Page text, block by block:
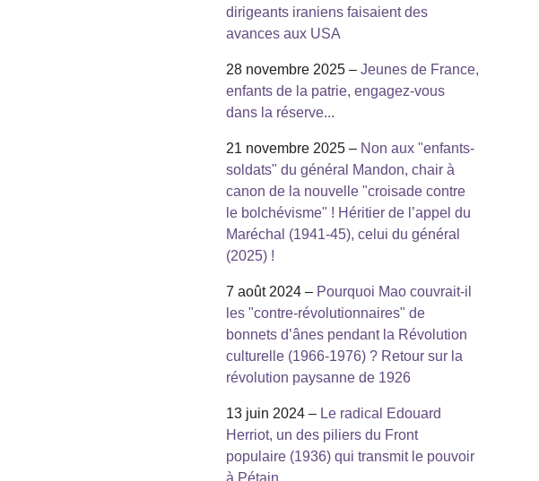
dirigeants iraniens faisaient des
avances aux USA
28 novembre 2025 – Jeunes de France,
enfants de la patrie, engagez-vous
dans la réserve...
21 novembre 2025 – Non aux "enfants-
soldats" du général Mandon, chair à
canon de la nouvelle "croisade contre
le bolchévisme" ! Héritier de l’appel du
Maréchal (1941-45), celui du général
(2025) !
7 août 2024 – Pourquoi Mao couvrait-il
les "contre-révolutionnaires" de
bonnets d’ânes pendant la Révolution
culturelle (1966-1976) ? Retour sur la
révolution paysanne de 1926
13 juin 2024 – Le radical Edouard
Herriot, un des piliers du Front
populaire (1936) qui transmit le pouvoir